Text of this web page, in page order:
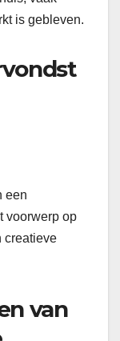
is gebleven.
een
voorwerp op
creatieve
van